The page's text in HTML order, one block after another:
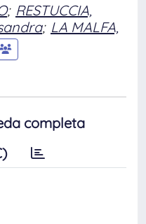
; RESTUCCIA,
; LA MALFA,
completa